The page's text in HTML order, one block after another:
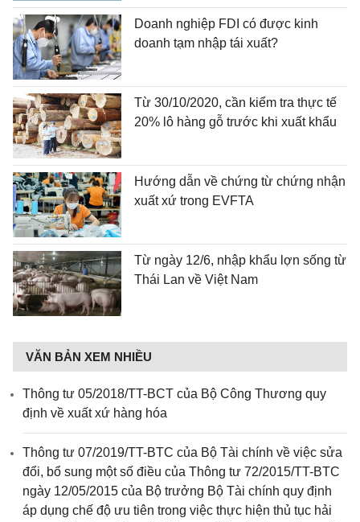
Doanh nghiệp FDI có được kinh
doanh tạm nhập tái xuất?
Từ 30/10/2020, cần kiểm tra thực tế
20% lô hàng gỗ trước khi xuất khẩu
Hướng dẫn về chứng từ chứng nhận
xuất xứ trong EVFTA
Từ ngày 12/6, nhập khẩu lợn sống từ
Thái Lan về Việt Nam
VĂN BẢN XEM NHIỀU
Thông tư 05/2018/TT-BCT của Bộ Công Thương quy
định về xuất xứ hàng hóa
Thông tư 07/2019/TT-BTC của Bộ Tài chính về việc sửa
đổi, bổ sung một số điều của Thông tư 72/2015/TT-BTC
ngày 12/05/2015 của Bộ trưởng Bộ Tài chính quy định
áp dụng chế độ ưu tiên trong việc thực hiện thủ tục hải